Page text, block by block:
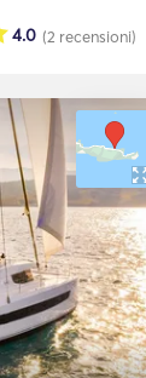
(2 recensioni)
4.0